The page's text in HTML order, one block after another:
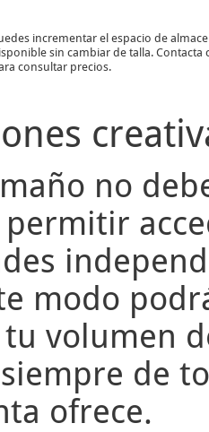
incrementar el espacio de
sin cambiar de talla. Contacta
consultar precios.
no
modo
volumen
de
ofrece.